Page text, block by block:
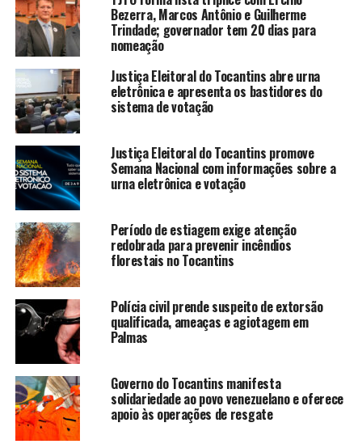
Bezerra, Marcos Antônio e Guilherme
Trindade; governador tem 20 dias para
nomeação
Justiça Eleitoral do Tocantins abre urna
eletrônica e apresenta os bastidores do
sistema de votação
Justiça Eleitoral do Tocantins promove
Semana Nacional com informações sobre a
urna eletrônica e votação
Período de estiagem exige atenção
redobrada para prevenir incêndios
florestais no Tocantins
Polícia civil prende suspeito de extorsão
qualificada, ameaças e agiotagem em
Palmas
Governo do Tocantins manifesta
solidariedade ao povo venezuelano e oferece
apoio às operações de resgate